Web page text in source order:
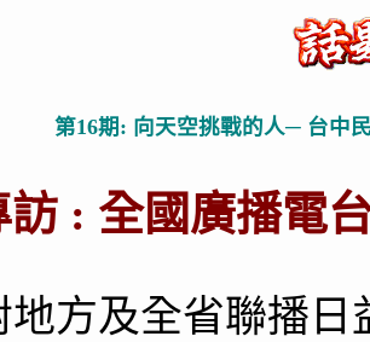
第16期: 向天空挑戰的人─ 台中
訪 : 全國廣播電
及全省聯播日